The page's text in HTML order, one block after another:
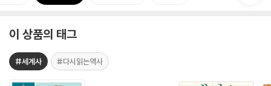
이 상품의 태그
#세계사 #다시읽는역사